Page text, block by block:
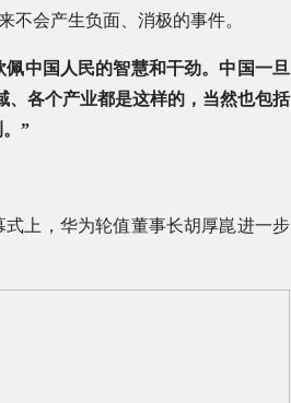
不会产生负面、消极的事件。
佩中国人民的智慧和干劲。中国一旦
、各个产业都是这样的，当然也包括
”
上，华为轮值董事长胡厚崑进一步